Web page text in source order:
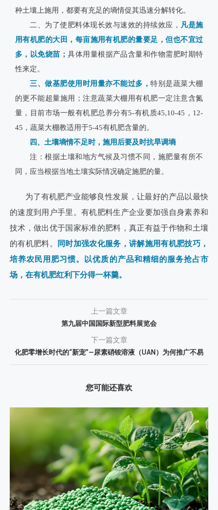
种土壤上施用，都要有充足的墒情促其迅速分解转化。
二、为了使肥料体现长效与速效的持续效应， 凡是施
用有机肥的大田，每亩施用有机肥的量要足，但也不宜过
多，以免烧苗； 具体用量根据产品含量和作物需肥时期特
性来定。
三、做基肥使用时用量亦不能过多， 特别是蔬菜大棚
的更不能超量施用；注意蔬菜大棚用有机肥一定注意含氮
量，目前市场一般有机肥总养分有5-有机质45,10-45，12-
45，蔬菜大棚教适用于5-45有机肥含量的。
四、土壤墒情不足时，施用后要及时抗旱调墒
注：根据土壤和地方气候及习惯不同，施肥量有所不
同，应当根据当地土壤实际情况确定施肥的量。
为了有机肥产业能够良性发展，让最好的产品以最快
的速度到用户手里。有机肥料生产企业要加强自身素养和
技术，做出优于国家标准的肥料，真正有益于作物和土壤
的有机肥料。
同时加强农化服务，讲解施用有机肥技巧，
培养农民用肥习惯。以优质的产品和精细的服务抢占市
场，在有机肥红利下分得一杯羹。
上一篇文章
第九届中国国际新型肥料展览会
下一篇文章
化肥零增长时代的“新宠”—尿素硝铵溶液（UAN）为何推广不易
您可能还喜欢